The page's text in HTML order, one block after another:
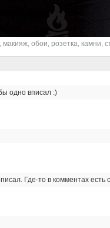
, макияж, обои, розетка, камни,
одно вписал :)
Где-то в комментах есть